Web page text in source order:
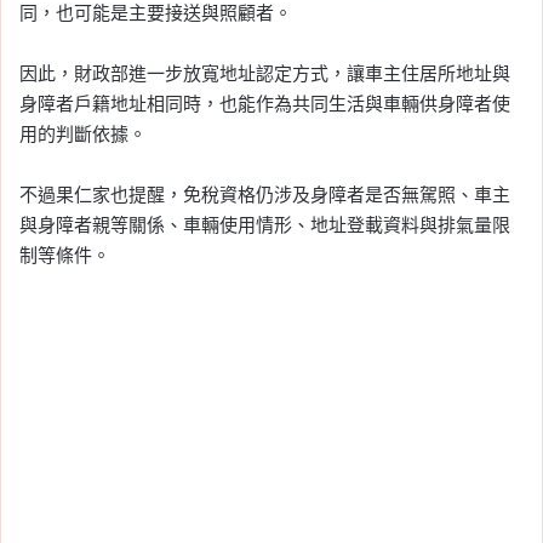
同，也可能是主要接送與照顧者。
因此，財政部進一步放寬地址認定方式，讓車主住居所地址與
身障者戶籍地址相同時，也能作為共同生活與車輛供身障者使
用的判斷依據。
不過果仁家也提醒，免稅資格仍涉及身障者是否無駕照、車主
與身障者親等關係、車輛使用情形、地址登載資料與排氣量限
制等條件。